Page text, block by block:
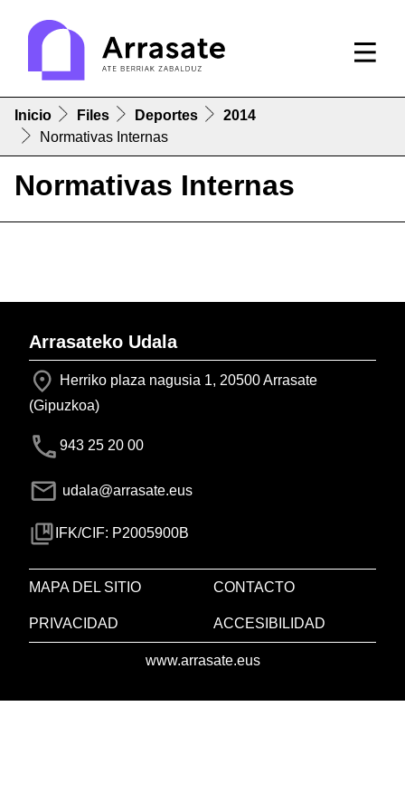
Inicio Files Deportes
2014
Normativas Internas
Normativas Internas
Arrasateko Udala
Herriko plaza nagusia 1, 20500 Arrasate
(Gipuzkoa)
943 25 20 00
udala@arrasate.eus
IFK/CIF: P2005900B
MAPA DEL SITIO CONTACTO
PRIVACIDAD ACCESIBILIDAD
www.arrasate.eus